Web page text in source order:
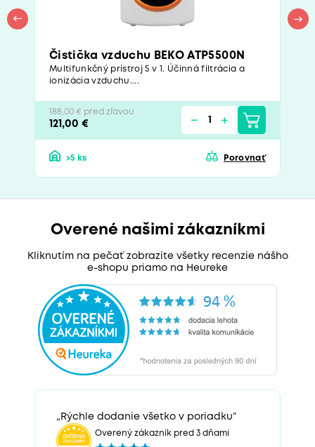
Čistička vzduchu BEKO ATP5500N
Multifunkčný prístroj 5 v 1. Účinná filtrácia a
ionizácia vzduchu....
188,00 € pred zľavou
121,00 €
>5 ks Porovnať
Overené našimi zákazníkmi
Kliknutím na pečať zobrazíte všetky recenzie nášho
e-shopu priamo na Heureke
„Rýchle dodanie všetko v poriadku“
Overený zákazník pred 3 dňami